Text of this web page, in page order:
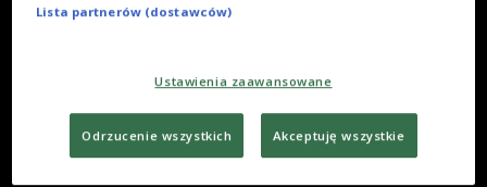
Lista partnerów (dostawców)
Ustawienia zaawansowane
Odrzucenie wszystkich Akceptuję wszystkie